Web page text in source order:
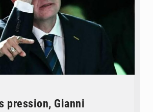
pression, Gianni